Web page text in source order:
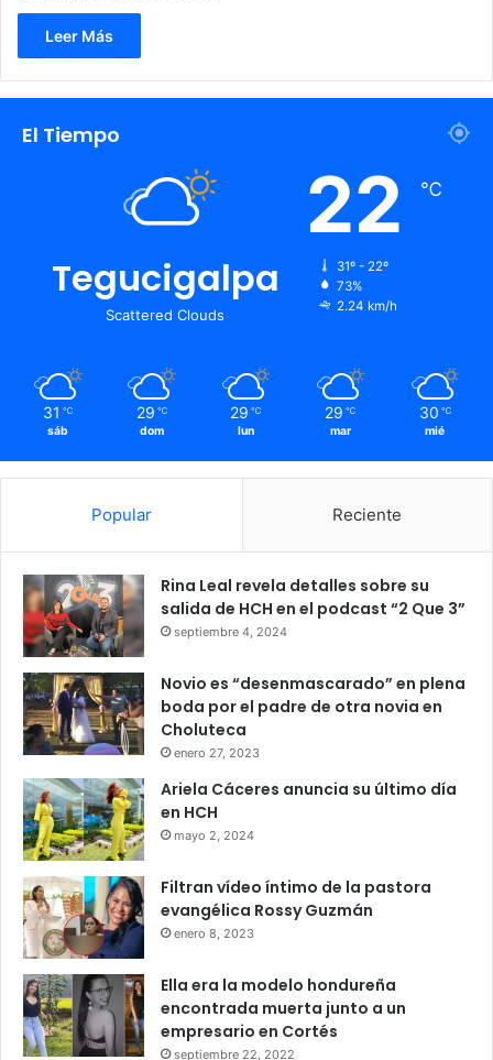
Leer Más
El Tiempo
Tegucigalpa
Scattered Clouds
22 ℃
31º - 22º
73%
2.24 km/h
31 ℃
sáb
29 ℃
dom
29 ℃
lun
29 ℃
mar
30 ℃
mié
Popular Reciente
Rina Leal revela detalles sobre su
salida de HCH en el podcast “2 Que 3”
septiembre 4, 2024
Novio es “desenmascarado” en plena
boda por el padre de otra novia en
Choluteca
enero 27, 2023
Ariela Cáceres anuncia su último día
en HCH
mayo 2, 2024
Filtran vídeo íntimo de la pastora
evangélica Rossy Guzmán
enero 8, 2023
Ella era la modelo hondureña
encontrada muerta junto a un
empresario en Cortés
septiembre 22, 2022